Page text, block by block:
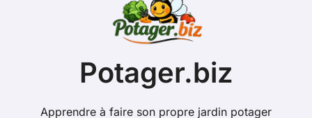
Potager.biz
Apprendre à faire son propre jardin potager